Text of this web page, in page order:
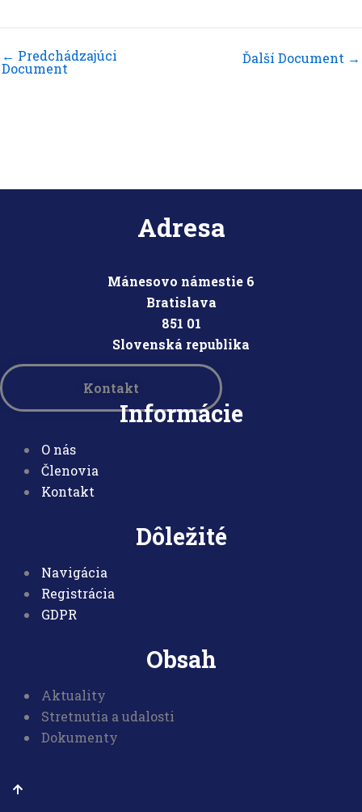
← Predchádzajúci
Document
Ďalší Document →
Adresa
Mánesovo námestie 6
Bratislava
851 01
Slovenská republika
Kontakt
Informácie
O nás
Členovia
Kontakt
Dôležité
Navigácia
Registrácia
GDPR
Obsah
Aktuality
Stretnutia a udalosti
Dokumenty